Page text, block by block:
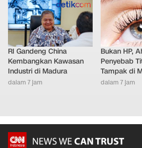
RI Gandeng China
Kembangkan Kawasan
Industri di Madura
dalam 7 jam
Bukan HP,
Penyebab
Tampak di
dalam 7 jam